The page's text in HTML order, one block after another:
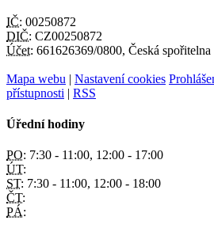
IČ: 00250872
DIČ: CZ00250872
Účet: 661626369/0800, Česká spořitelna
Mapa webu | Nastavení cookies
přístupnosti | RSS
Úřední hodiny
PO: 7:30 - 11:00, 12:00 - 17:00
ÚT:
ST: 7:30 - 11:00, 12:00 - 18:00
ČT:
PÁ: